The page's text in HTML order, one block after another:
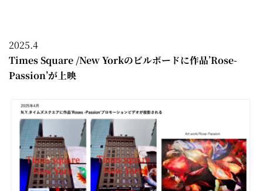
2025.4
Times Square /New Yorkのビルボードに作品’Rose-
Passion’が上映